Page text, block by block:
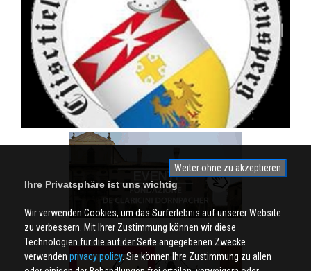
Weiter ohne zu akzeptieren
Ihre Privatsphäre ist uns wichtig
Wir verwenden Cookies, um das Surferlebnis auf unserer Website
zu verbessern. Mit Ihrer Zustimmung können wir diese
Technologien für die auf der Seite angegebenen Zwecke
verwenden privacy policy. Sie können Ihre Zustimmung zu allen